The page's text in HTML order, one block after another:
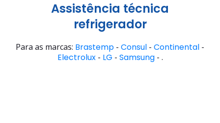
Assistência técnica
refrigerador
Para as marcas: Brastemp - Consul - Continental -
Electrolux- LG - Samsung- .